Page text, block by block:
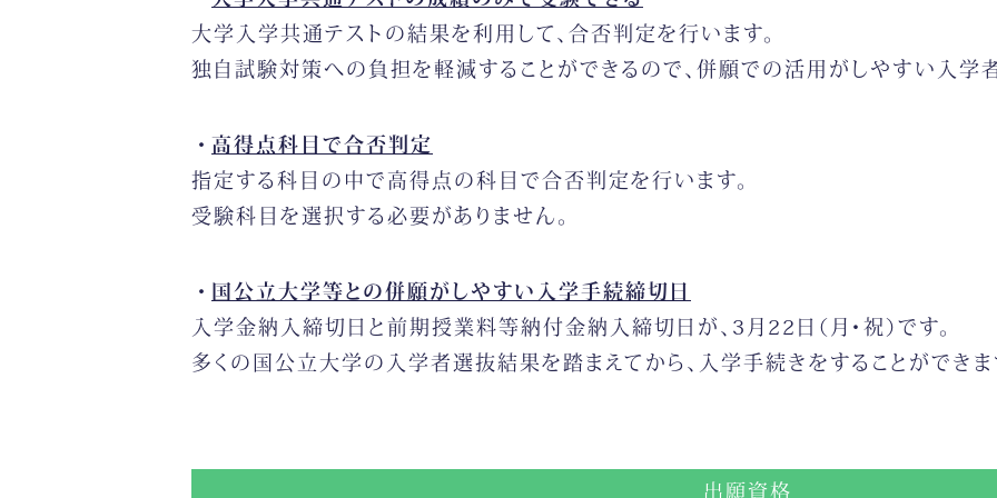
大学入学共通テストの結果を利用して、合否判定を行います。
独自試験対策への負担を軽減することができるので、併願での活用がしやすい入学
高得点科目で合否判定
指定する科目の中で高得点の科目で合否判定を行います。
受験科目を選択する必要がありません。
国公立大学等との併願がしやすい入学手続締切日
入学金納入締切日と前期授業料等納付金納入締切日が、3月22日（月・祝）です。
多くの国公立大学の入学者選抜結果を踏まえてから、入学手続きをすることができま
出願資格